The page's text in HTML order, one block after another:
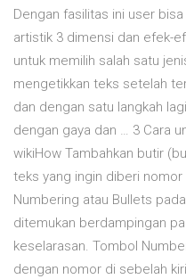
Dengan fasilitas ini user
artistik 3 dimensi dan efek-
untuk memilih salah satu
mengetikkan teks setelah
dan dengan satu langkah
dengan gaya dan … 3 Cara
wikiHow Tambahkan butir
teks yang ingin diberi
Numbering atau Bullets
ditemukan berdampingan
keselarasan. Tombol
dengan nomor di sebelah